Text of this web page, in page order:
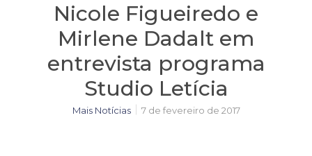
Nicole Figueiredo e
Mirlene Dadalt em
entrevista programa
Studio Letícia
Mais Notícias 7 de fevereiro de 2017